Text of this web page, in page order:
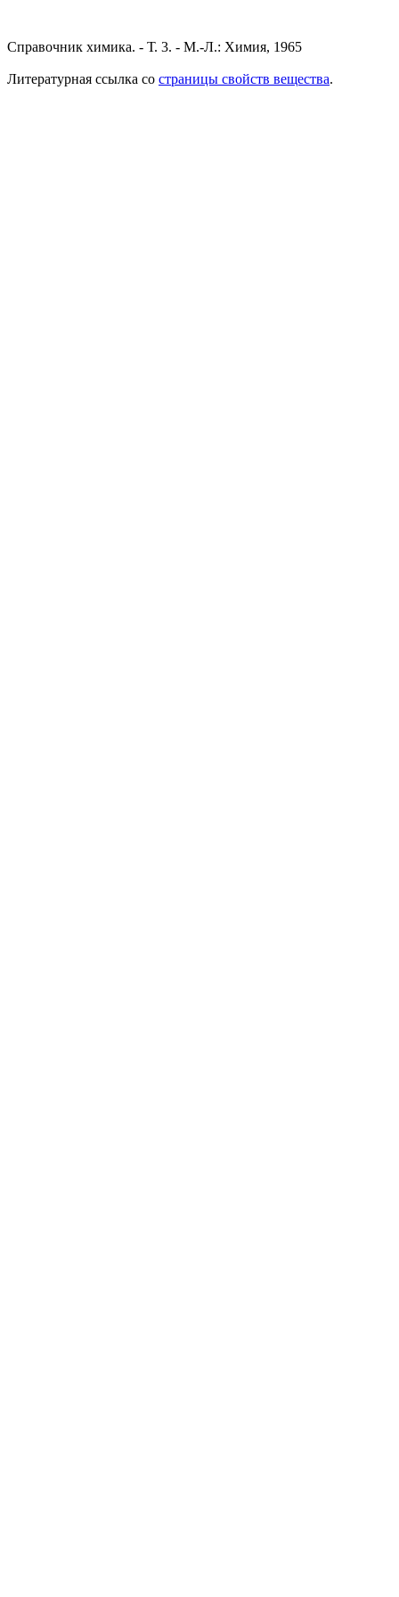
Справочник химика. - Т. 3. - М.-Л.: Химия, 1965
Литературная ссылка со страницы свойств вещества.